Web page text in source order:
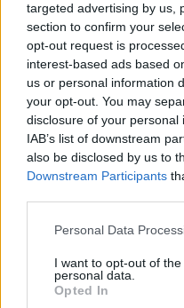
targeted advertising by us,
section to confirm your
opt-out request is
interest-based ads based
us or personal information
your opt-out. You may
disclosure of your
IAB’s list of downstream
also be disclosed by us to
Downstream Participants
Please note that this
not limited to your visit or
grant or deny consent to
use your data for below
Personal Data
I want to opt-out of
personal data.
Opted In
Még mielőtt mindenki
a brassóit - nos előtte
tényleg egy olyan étel,
száztíz féleképpen
mindig is kevés fehér
ezt a verziót szerettem